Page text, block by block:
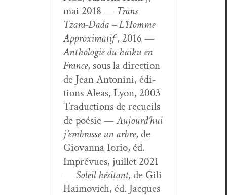
mai 2018 — Trans-
Tzara-Dada – L’Homme
Approx­i­matif, 2016 —
Antholo­gie du haiku en
France, sous la direc­tion
de Jean Antoni­ni, édi­
tions Aleas, Lyon, 2003
Tra­duc­tions de recueils
de poésie —Aujour­d’hui
j’embrasse un arbre, de
Gio­van­na Iorio, éd.
Imprévues, juil­let 2021
— Soleil hési­tant, de Gili
Haimovich, éd. Jacques